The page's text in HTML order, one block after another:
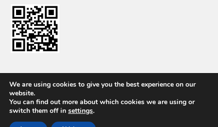
© 2026VOLKMAR SCHÖNEBURG
We are using cookies to give you the best experience on our
website.
You can find out more about which cookies we are using or
switch them off in settings.